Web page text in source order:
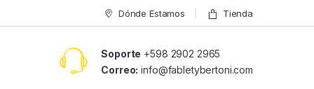
Dónde Estamos Tienda
Soporte +598 2902 2965
Correo: info@fabletybertoni.com